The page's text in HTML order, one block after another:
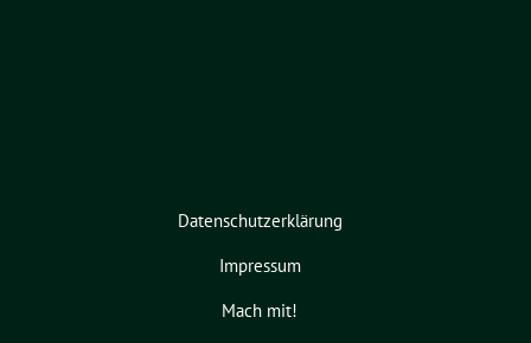
Datenschutzerklärung
Impressum
Mach mit!